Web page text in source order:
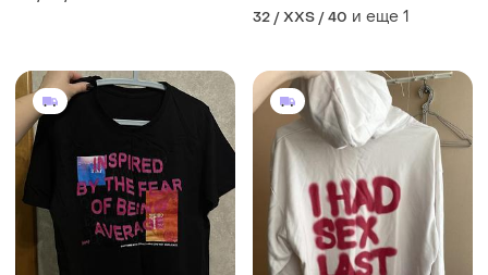
32 / XXS / 40 и еще 1